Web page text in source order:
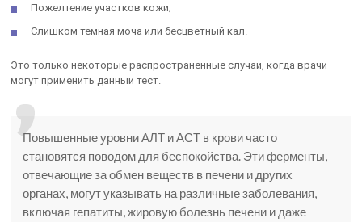
Пожелтение участков кожи;
Слишком темная моча или бесцветный кал.
Это только некоторые распространенные случаи, когда врачи
могут применить данный тест.
Повышенные уровни АЛТ и АСТ в крови часто
становятся поводом для беспокойства. Эти ферменты,
отвечающие за обмен веществ в печени и других
органах, могут указывать на различные заболевания,
включая гепатиты, жировую болезнь печени и даже